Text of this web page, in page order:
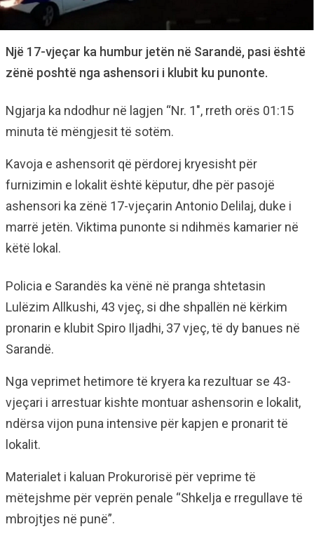
Një 17-vjeçar ka humbur jetën në Sarandë, pasi është
zënë poshtë nga ashensori i klubit ku punonte.
Ngjarja ka ndodhur në lagjen “Nr. 1″, rreth orës 01:15
minuta të mëngjesit të sotëm.
Kavoja e ashensorit që përdorej kryesisht për
furnizimin e lokalit është këputur, dhe për pasojë
ashensori ka zënë 17-vjeçarin Antonio Delilaj, duke i
marrë jetën. Viktima punonte si ndihmës kamarier në
këtë lokal.
Policia e Sarandës ka vënë në pranga shtetasin
Lulëzim Allkushi, 43 vjeç, si dhe shpallën në kërkim
pronarin e klubit Spiro Iljadhi, 37 vjeç, të dy banues në
Sarandë.
Nga veprimet hetimore të kryera ka rezultuar se 43-
vjeçari i arrestuar kishte montuar ashensorin e lokalit,
ndërsa vijon puna intensive për kapjen e pronarit të
lokalit.
Materialet i kaluan Prokurorisë për veprime të
mëtejshme për veprën penale “Shkelja e rregullave të
mbrojtjes në punë”.